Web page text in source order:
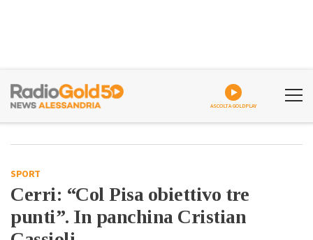
ASCOLTA GOLDPLAY
SPORT
Cerri: “Col Pisa obiettivo tre
punti”. In panchina Cristian